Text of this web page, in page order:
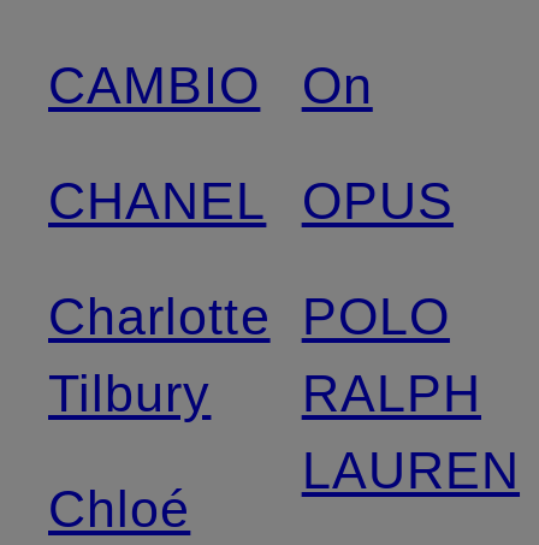
CAMBIO
CHANEL
Charlotte
Tilbury
Chloé
On
OPUS
POLO
RALPH
LAUREN